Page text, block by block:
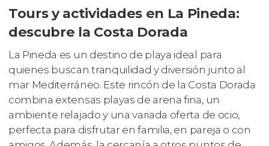
Tours y actividades en La Pineda:
descubre la Costa Dorada
La Pineda es un destino de playa ideal para
quienes buscan tranquilidad y diversión junto al
mar Mediterráneo. Este rincón de la Costa Dorada
combina extensas playas de arena fina, un
ambiente relajado y una variada oferta de ocio,
perfecta para disfrutar en familia, en pareja o con